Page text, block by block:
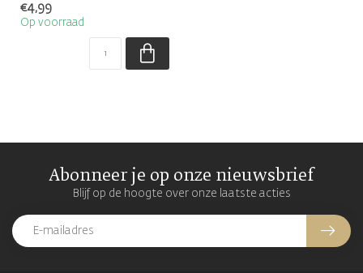
€4,99
Op voorraad
Abonneer je op onze nieuwsbrief
Blijf op de hoogte over onze laatste acties